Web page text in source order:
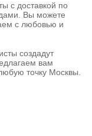
с доставкой по
Вы можете
с любовью и
создадут
вам
точку Москвы.